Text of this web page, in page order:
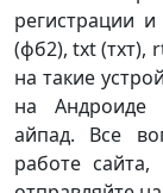
регистрации
(фб2), txt (тхт),
на такие
на Андроиде
айпад. Все
работе